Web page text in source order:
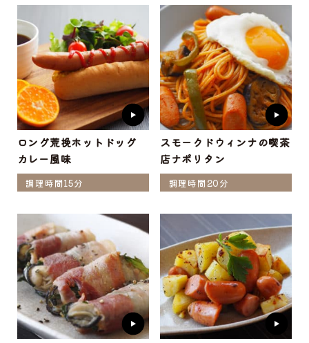
ロング荒挽ホットドッグ
カレー風味
調理時間15分
スモークドウィンナの喫茶
店ナポリタン
調理時間20分